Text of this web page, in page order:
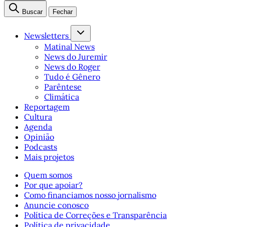
Buscar Fechar
Newsletters
Matinal News
News do Juremir
News do Roger
Tudo é Gênero
Parêntese
Climática
Reportagem
Cultura
Agenda
Opinião
Podcasts
Mais projetos
Quem somos
Por que apoiar?
Como financiamos nosso jornalismo
Anuncie conosco
Política de Correções e Transparência
Política de privacidade